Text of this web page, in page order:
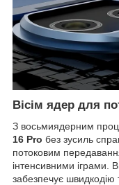
Вісім ядер для
З восьмиядерним
16 Pro без зусиль
потоковим
інтенсивними іграми.
забезпечує